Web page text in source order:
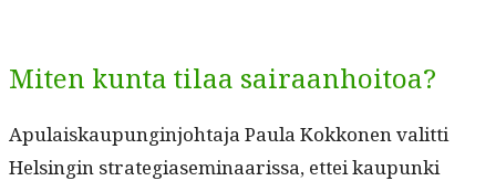
Miten kunta tilaa sairaanhoitoa?
Apu­laiskaupung­in­jo­hta­ja Paula Kokko­nen valit­ti
Helsin­gin strate­giasem­i­naaris­sa, ettei kaupun­ki